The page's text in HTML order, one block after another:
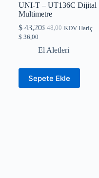
UNI-T – UT136C Dijital
Multimetre
$48,00
Orijinal
$ 48,00.
$ 43,20Şu
fiyat:
KDV Hariç
$ 36,00
El Aletleri
Sepete Ekle